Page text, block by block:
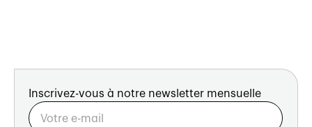
Inscrivez-vous à notre newsletter mensuelle